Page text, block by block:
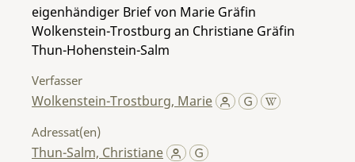
eigenhändiger Brief von Marie Gräfin
Wolkenstein-Trostburg an Christiane Gräfin
Thun-Hohenstein-Salm
Verfasser
Wolkenstein-Trostburg, Marie
Adressat(en)
Thun-Salm, Christiane